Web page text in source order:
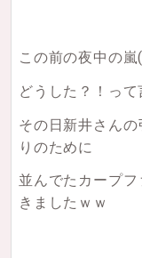
この前の夜中の嵐
どうした？！って
その日新井さん
りのために
並んでたカープ
きましたｗｗ